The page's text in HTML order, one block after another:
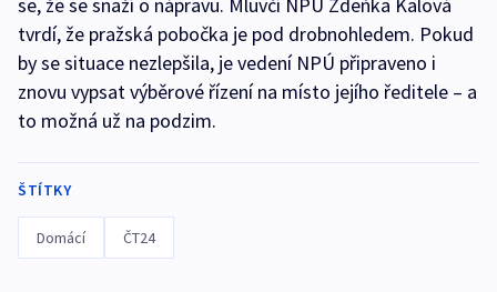
se, že se snaží o nápravu. Mluvčí NPÚ Zdeňka Kalová
tvrdí, že pražská pobočka je pod drobnohledem. Pokud
by se situace nezlepšila, je vedení NPÚ připraveno i
znovu vypsat výběrové řízení na místo jejího ředitele – a
to možná už na podzim.
ŠTÍTKY
Domácí ČT24